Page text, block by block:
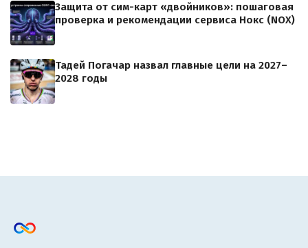
Защита от сим-карт «двойников»: пошаговая
проверка и рекомендации сервиса Нокс (NOX)
Тадей Погачар назвал главные цели на 2027–
2028 годы